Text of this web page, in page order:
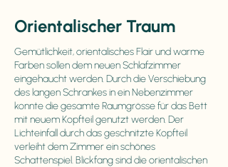
Orientalischer Traum
Gemütlichkeit, orientalisches Flair und warme
Farben sollen dem neuen Schlafzimmer
eingehaucht werden. Durch die Verschiebung
des langen Schrankes in ein Nebenzimmer
konnte die gesamte Raumgrösse für das Bett
mit neuem Kopfteil genutzt werden. Der
Lichteinfall durch das geschnitzte Kopfteil
verleiht dem Zimmer ein schönes
Schattenspiel. Blickfang sind die orientalischen